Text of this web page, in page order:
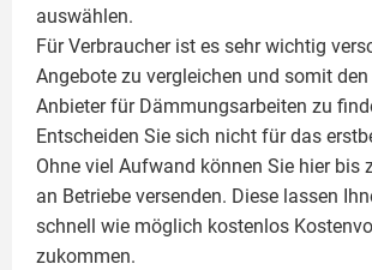
auswählen.
Für Verbraucher ist es sehr wichtig
Angebote zu vergleichen und somit
Anbieter für Dämmungsarbeiten zu
Entscheiden Sie sich nicht für das
Ohne viel Aufwand können Sie hier bis
an Betriebe versenden. Diese lassen
schnell wie möglich kostenlos
zukommen.